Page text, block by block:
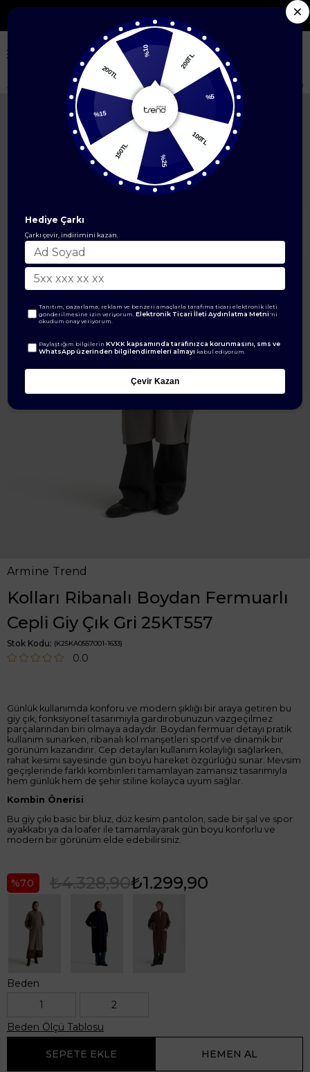
Seçili Yeni Sezon Ürünlerde %50'ye Varan İndirim
DIŞ GİYİM Pardesü / Giy Çık Kolları Ribanalı Boydan
Armine Trend
Kolları Ribanalı Boydan Fermuarlı
Cepli Giy Çık Gri 25KT557
Stok Kodu (K25KA0557001-1633)
0.0
Günlük kullanımda konforu ve modern şıklığı bir araya getiren bu
giy çık, fonksiyonel tasarımıyla gardırobunuzun vazgeçilmez
parçalarından biri olmaya adaydır. Boydan fermuar detayı pratik
kullanım sunarken, ribanalı kol manşetleri sportif ve dinamik bir
görünüm kazandırır. Cep detayları kullanım kolaylığı sağlarken,
rahat kesimi sayesinde gün boyu hareket özgürlüğü sunar. Mevsim
geçişlerinde farklı kombinleri tamamlayan zamansız tasarımıyla
hem günlük hem de şehir stiline kolayca uyum sağlar.
Kombin Önerisi
Bu giy çıkı basic bir bluz, düz kesim pantolon, sade bir şal ve spor
ayakkabı ya da loafer ile tamamlayarak gün boyu konforlu ve
modern bir görünüm elde edebilirsiniz.
70 ₺4.328,90₺1.299,90
Beden
1
2
Beden Ölçü Tablosu
%10
200TL
100TL
%25
150TL
200TL
Hediye Çarkı
Çarkı çevir, indirimini kazan.
Tanıtım, pazarlama, reklam ve benzeri amaçlarla tarafıma ticari elektronik ileti
gönderilmesine izin veriyorum.Elektronik Ticari İleti Aydınlatma Metni 'ni
okudum onay veriyorum.
Paylaştığım bilgilerinKVKK kapsamında tarafınızca korunmasını, sms ve
WhatsApp üzerinden bilgilendirmeleri almayı kabul ediyorum.
Çevir Kazan